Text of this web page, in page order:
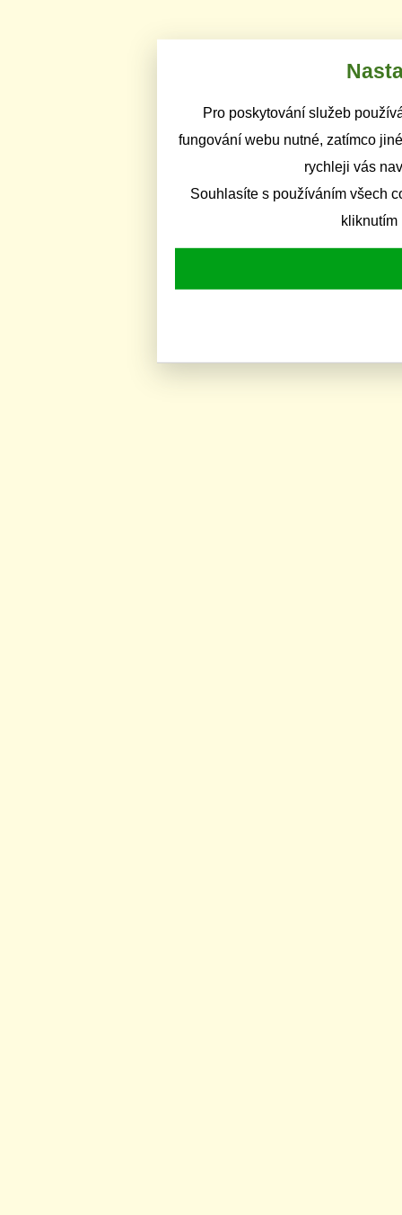
Pro poskytování služeb
fungování webu nutné, zatímco
rychleji vás
Souhlasíte s používáním všech
kliknutím